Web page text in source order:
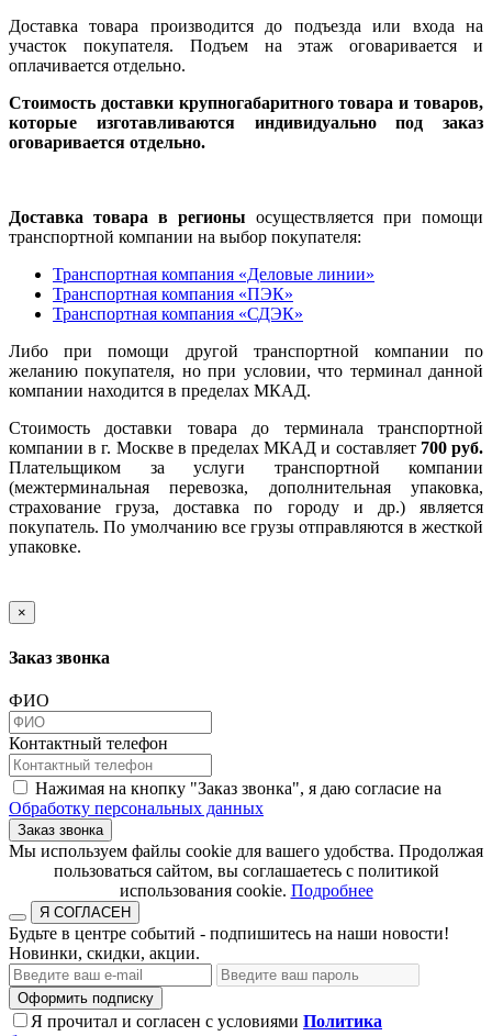
Доставка товара производится до подъезда или входа на
участок покупателя. Подъем на этаж оговаривается и
оплачивается отдельно.
Стоимость доставки крупногабаритного товара и товаров,
которые изготавливаются индивидуально под заказ
оговаривается отдельно.
Доставка товара в регионы осуществляется при помощи
транспортной компании на выбор покупателя:
Транспортная компания «Деловые линии»
Транспортная компания «ПЭК»
Транспортная компания «СДЭК»
Либо при помощи другой транспортной компании по
желанию покупателя, но при условии, что терминал данной
компании находится в пределах МКАД.
Стоимость доставки товара до терминала транспортной
компании в г. Москве в пределах МКАД и составляет 700 руб.
Плательщиком за услуги транспортной компании
(межтерминальная перевозка, дополнительная упаковка,
страхование груза, доставка по городу и др.) является
покупатель. По умолчанию все грузы отправляются в жесткой
упаковке.
×
Заказ звонка
ФИО
Контактный телефон
Нажимая на кнопку "Заказ звонка", я даю согласие на
Обработку персональных данных
Заказ звонка
​​​​​​​Мы используем файлы cookie для вашего удобства. Продолжая
пользоваться сайтом, вы соглашаетесь с политикой
использования cookie.​​​​​​​ Подробнее
Я СОГЛАСЕН
Будьте в центре событий - подпишитесь на наши новости!
Новинки, скидки, акции.
Оформить подписку
Я прочитал и согласен с условиями Политика